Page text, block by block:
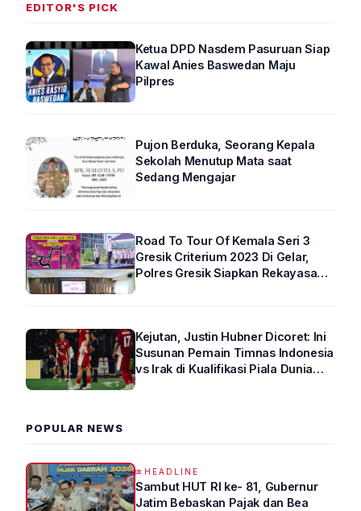
EDITOR'S PICK
Ketua DPD Nasdem Pasuruan Siap
Kawal Anies Baswedan Maju
Pilpres
Pujon Berduka, Seorang Kepala
Sekolah Menutup Mata saat
Sedang Mengajar
Road To Tour Of Kemala Seri 3
Gresik Criterium 2023 Di Gelar,
Polres Gresik Siapkan Rekayasa
Kejutan, Justin Hubner Dicoret: Ini
Susunan Pemain Timnas Indonesia
vs Irak di Kualifikasi Piala Dunia
POPULAR NEWS
HEADLINE
Sambut HUT RI ke- 81, Gubernur
Jatim Bebaskan Pajak dan Bea